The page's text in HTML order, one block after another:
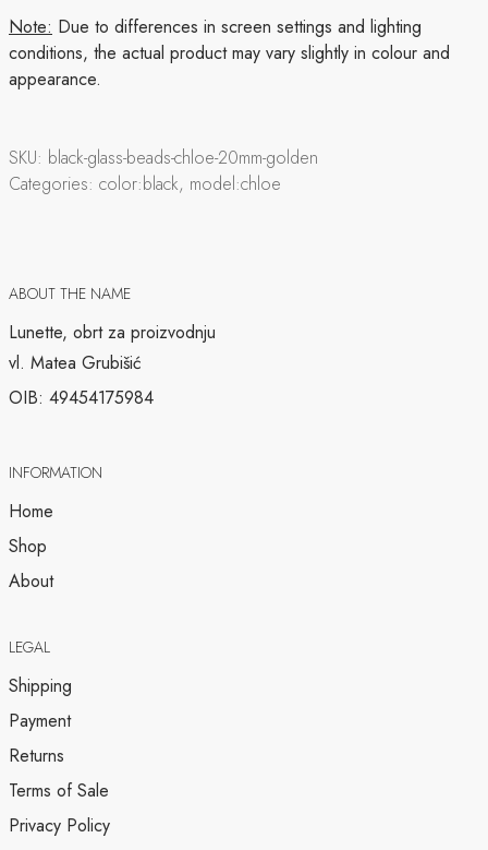
Note: Due to differences in screen settings and lighting
conditions, the actual product may vary slightly in colour and
appearance.
SKU: black-glass-beads-chloe-20mm-golden
Categories: color:black, model:chloe
ABOUT THE NAME
Lunette, obrt za proizvodnju
vl. Matea Grubišić
OIB: 49454175984
INFORMATION
Home
Shop
About
LEGAL
Shipping
Payment
Returns
Terms of Sale
Privacy Policy